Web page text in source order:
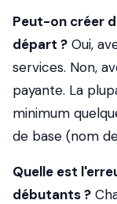
Peut-on créer
départ ? Oui,
services. Non,
payante. La
minimum
de base (nom
Quelle est
débutants ?